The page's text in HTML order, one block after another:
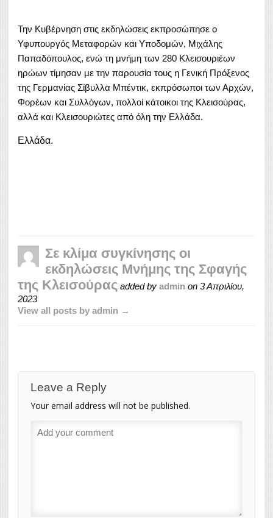
Την Κυβέρνηση στις εκδηλώσεις εκπροσώπησε ο
Υφυπουργός Μεταφορών και Υποδομών, Μιχάλης
Παπαδόπουλος, ενώ τη μνήμη των 280 Κλεισουριέων
ηρώων τίμησαν με την παρουσία τους η Γενική Πρόξενος
της Γερμανίας Σίβυλλα Μπέντικ, εκπρόσωποι των Αρχών,
Φορέων και Συλλόγων, πολλοί κάτοικοι της Κλεισούρας,
αλλά και Κλεισουριώτες από όλη την Ελλάδα.
Ελλάδα.
Σε κλίμα συγκίνησης οι
εκδηλώσεις Μνήμης της Σφαγής
της Κλεισούρας added by admin on 3 Απριλίου,
2023
View all posts by admin →
Leave a Reply
Your email address will not be published.